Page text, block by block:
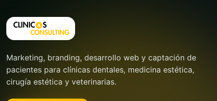
Marketing, branding, desarrollo web y captación de
pacientes para clínicas dentales, medicina estética,
cirugía estética y veterinarias.